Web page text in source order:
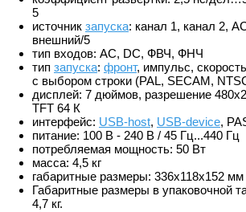
5
источник запуска: канал 1, канал 2,
внешний/5
тип входов: AC, DC, ФВЧ, ФНЧ
тип запуска: фронт, импульс,
с выбором строки (PAL, SECAM,
дисплей: 7 дюймов, разрешение
TFT 64 К
интерфейс: USB-host, USB-device,
питание: 100 В - 240 В / 45 Гц...440 Гц
потребляемая мощность: 50 Вт
масса: 4,5 кг
габаритные размеры: 336х118х152 мм
Габаритные размеры в упаковочной
4,7 кг.